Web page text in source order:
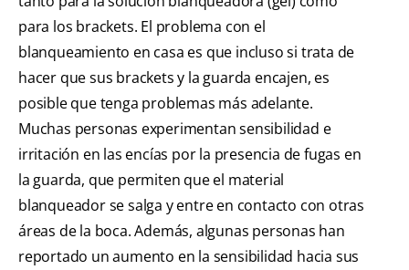
para los brackets. El problema con el
blanqueamiento en casa es que incluso si trata de
hacer que sus brackets y la guarda encajen, es
posible que tenga problemas más adelante.
Muchas personas experimentan sensibilidad e
irritación en las encías por la presencia de fugas en
la guarda, que permiten que el material
blanqueador se salga y entre en contacto con otras
áreas de la boca. Además, algunas personas han
reportado un aumento en la sensibilidad hacia sus